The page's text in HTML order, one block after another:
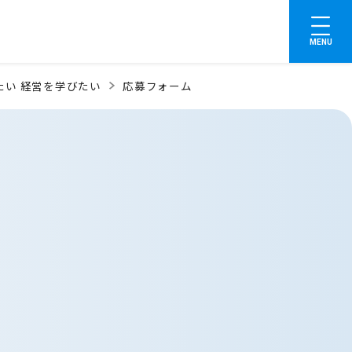
MENU
経営を学びたい 応募フォーム